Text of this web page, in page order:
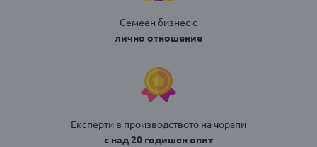
Семеен бизнес с
лично отношение
Експерти в производството на чорапи
с над 20 годишен опит